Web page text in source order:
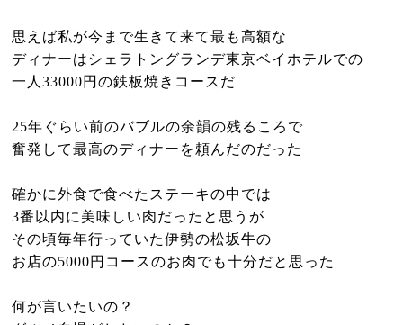
思えば私が今まで生きて来て最も高額な
ディナーはシェラトングランデ東京ベイホテルでの
一人33000円の鉄板焼きコースだ
25年ぐらい前のバブルの余韻の残るころで
奮発して最高のディナーを頼んだのだった
確かに外食で食べたステーキの中では
3番以内に美味しい肉だったと思うが
その頃毎年行っていた伊勢の松坂牛の
お店の5000円コースのお肉でも十分だと思った
何が言いたいの？